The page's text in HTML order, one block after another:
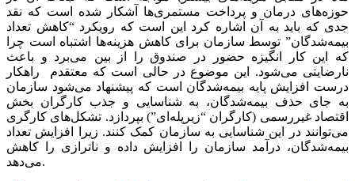
حوزه‌های درمان و پرداخت مستمری‌ها آشکار شده است که نقد
جدی که باید به آن اشاره کرد این است که رویکرد “کاهش تعداد
بیمه‌شدگان” توسط سازمان برای کاهش هزینه‌ها اشتباه است چرا
که این کار انگیزه حضور در صندوق را از بین می‌برد و باعث
نارضایتی می‌شود. این موضوع در حالی است که معتقدم راهکار
درست افزایش پایه بیمه‌شدگان است که پیشنهاد می‌شود سازمان
به جای حذف بیمه‌شدگان، به شناسایی و جذب کارگران بخش
اقتصاد غیررسمی (کارگران “زیرپله‌ای”) بپردازد. تشکل‌های کارگری
می‌توانند در این شناسایی به سازمان کمک کنند. زیرا افزایش تعداد
بیمه‌شدگان، درآمد سازمان را افزایش داده و ناترازی را کاهش
می‌دهد.